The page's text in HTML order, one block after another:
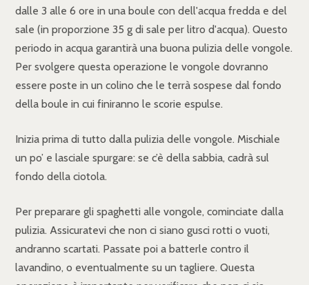
dalle 3 alle 6 ore in una boule con dell'acqua fredda e del
sale (in proporzione 35 g di sale per litro d'acqua). Questo
periodo in acqua garantirà una buona pulizia delle vongole.
Per svolgere questa operazione le vongole dovranno
essere poste in un colino che le terrà sospese dal fondo
della boule in cui finiranno le scorie espulse.
Inizia prima di tutto dalla pulizia delle vongole. Mischiale
un po’ e lasciale spurgare: se c’è della sabbia, cadrà sul
fondo della ciotola.
Per preparare gli spaghetti alle vongole, cominciate dalla
pulizia. Assicuratevi che non ci siano gusci rotti o vuoti,
andranno scartati. Passate poi a batterle contro il
lavandino, o eventualmente su un tagliere. Questa